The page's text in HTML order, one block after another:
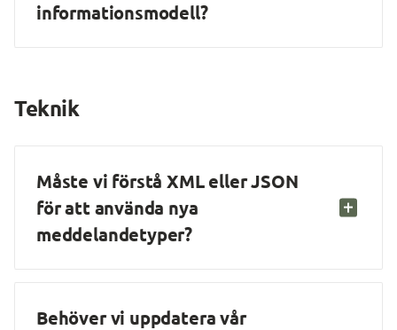
informationsmodell?
Teknik
Måste vi förstå XML eller JSON
för att använda nya
meddelandetyper?
Behöver vi uppdatera vår